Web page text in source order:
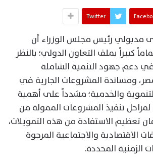
Twitter
مدبولي رئيس مجلس الوزراء أن
كبيراً بملف التعاون الدولي؛ بالنظر
دعم جهود التنمية الشاملة
ومساندة المشروعات الجارية في
والخدمية؛ مشدداً على أهمية
لمراحل تنفيذ المشروعات الممولة من
تعظيم الاستفادة من هذه التمويلات،
الاقتصادية والاجتماعية المرجوة
الزمنية المحددة.